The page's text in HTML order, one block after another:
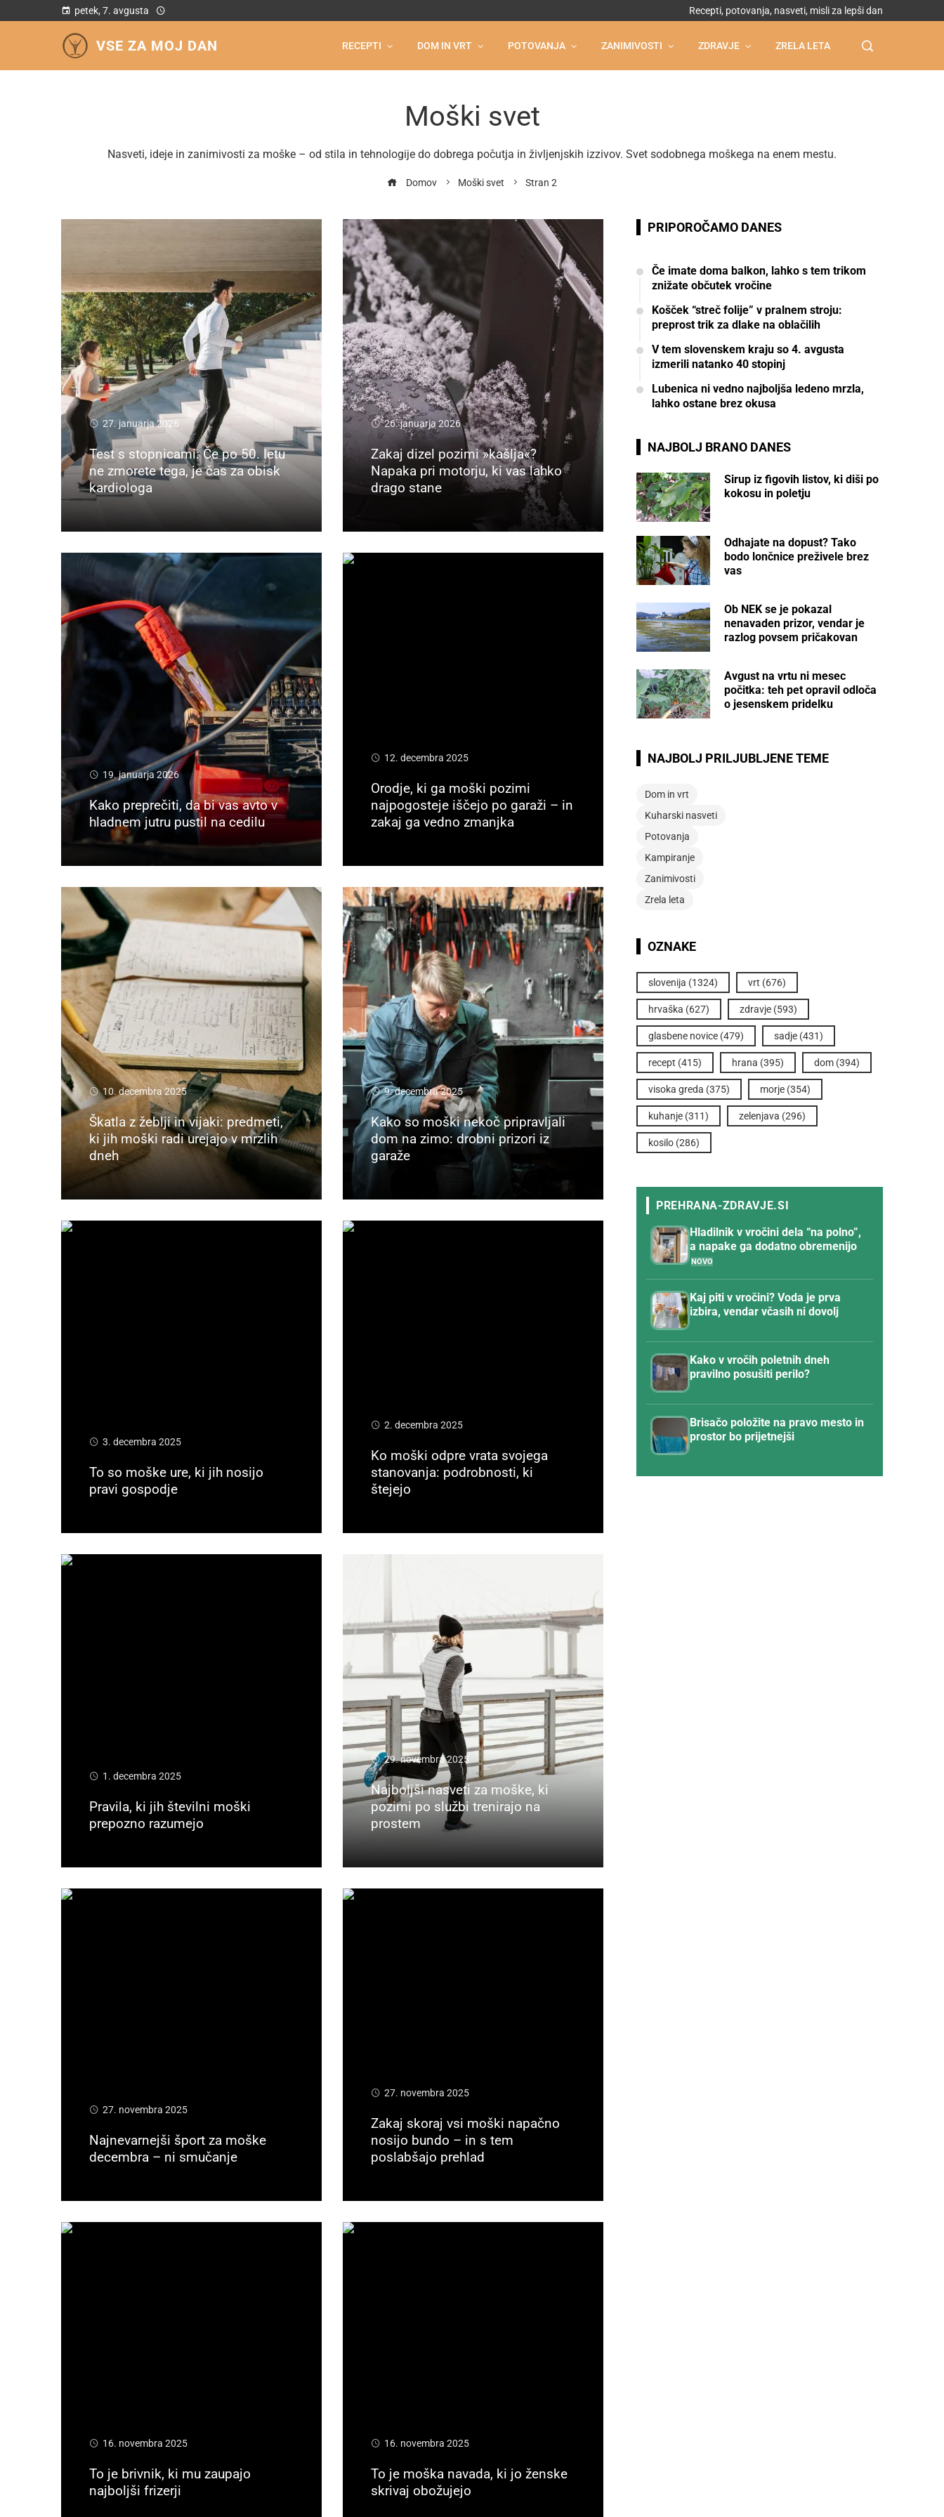
petek, 7. avgusta Recepti, potovanja, nasveti, misli za lepši dan
VSE ZA MOJ DAN RECEPTI DOM IN VRT POTOVANJA ZANIMIVOSTI ZDRAVJE ZRELA LETA
Moški svet
Nasveti, ideje in zanimivosti za moške – od stila in tehnologije do dobrega počutja in življenjskih izzivov. Svet sodobnega moškega na enem mestu.
Domov Moški svet Stran 2
27. januarja 2026
Test s stopnicami: Če po 50. letu
ne zmorete tega, je čas za obisk
kardiologa
26. januarja 2026
Zakaj dizel pozimi »kašlja«?
Napaka pri motorju, ki vas lahko
drago stane
19. januarja 2026
Kako preprečiti, da bi vas avto v
hladnem jutru pustil na cedilu
Preberi več
12. decembra 2025
Orodje, ki ga moški pozimi
najpogosteje iščejo po garaži – in
zakaj ga vedno zmanjka
10. decembra 2025
Škatla z žeblji in vijaki: predmeti,
ki jih moški radi urejajo v mrzlih
dneh
9. decembra 2025
Kako so moški nekoč pripravljali
dom na zimo: drobni prizori iz
garaže
3. decembra 2025
To so moške ure, ki jih nosijo
pravi gospodje
2. decembra 2025
Ko moški odpre vrata svojega
stanovanja: podrobnosti, ki
štejejo
1. decembra 2025
Pravila, ki jih številni moški
prepozno razumejo
29. novembra 2025
Najboljši nasveti za moške, ki
pozimi po službi trenirajo na
prostem
27. novembra 2025
Najnevarnejši šport za moške
decembra – ni smučanje
27. novembra 2025
Zakaj skoraj vsi moški napačno
nosijo bundo – in s tem
poslabšajo prehlad
16. novembra 2025
To je brivnik, ki mu zaupajo
najboljši frizerji
16. novembra 2025
To je moška navada, ki jo ženske
skrivaj obožujejo
PRIPOROČAMO DANES
Če imate doma balkon, lahko s tem trikom
znižate občutek vročine
Košček “streč folije” v pralnem stroju:
preprost trik za dlake na oblačilih
V tem slovenskem kraju so 4. avgusta
izmerili natanko 40 stopinj
Lubenica ni vedno najboljša ledeno mrzla,
lahko ostane brez okusa
NAJBOLJ BRANO DANES
Sirup iz figovih listov, ki diši po
kokosu in poletju
Odhajate na dopust? Tako
bodo lončnice preživele brez
vas
Ob NEK se je pokazal
nenavaden prizor, vendar je
razlog povsem pričakovan
Avgust na vrtu ni mesec
počitka: teh pet opravil odloča
o jesenskem pridelku
NAJBOLJ PRILJUBLJENE TEME
Dom in vrt
Kuharski nasveti
Potovanja
Kampiranje
Zanimivosti
Zrela leta
OZNAKE
slovenija (1324) vrt (676)
hrvaška (627) zdravje (593)
glasbene novice (479) sadje (431)
recept (415) hrana (395) dom (394)
visoka greda (375) morje (354)
kuhanje (311) zelenjava (296)
kosilo (286)
Hladilnik v vročini dela “na polno”,
a napake ga dodatno obremenijo
Kaj piti v vročini? Voda je prva
izbira, vendar včasih ni dovolj
Kako v vročih poletnih dneh
pravilno posušiti perilo?
Brisačo položite na pravo mesto in
prostor bo prijetnejši